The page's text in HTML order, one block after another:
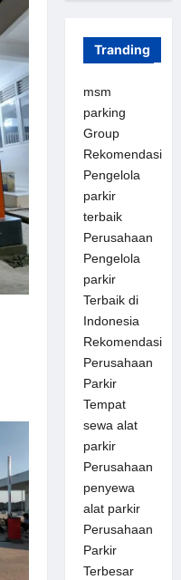
Tranding
msm
parking
Group
Rekomendasi
Pengelola
parkir
terbaik
Perusahaan
Pengelola
parkir
Terbaik di
Indonesia
Rekomendasi
Perusahaan
Parkir
Tempat
sewa alat
parkir
Perusahaan
penyewa
alat parkir
Perusahaan
Parkir
Terbesar